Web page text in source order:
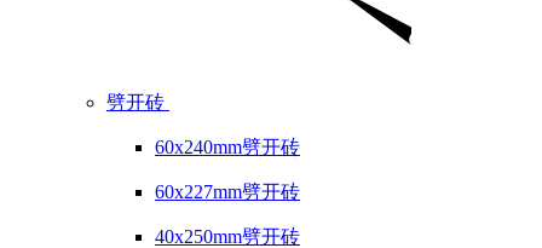
劈开砖
60x240mm劈开砖
60x227mm劈开砖
40x250mm劈开砖